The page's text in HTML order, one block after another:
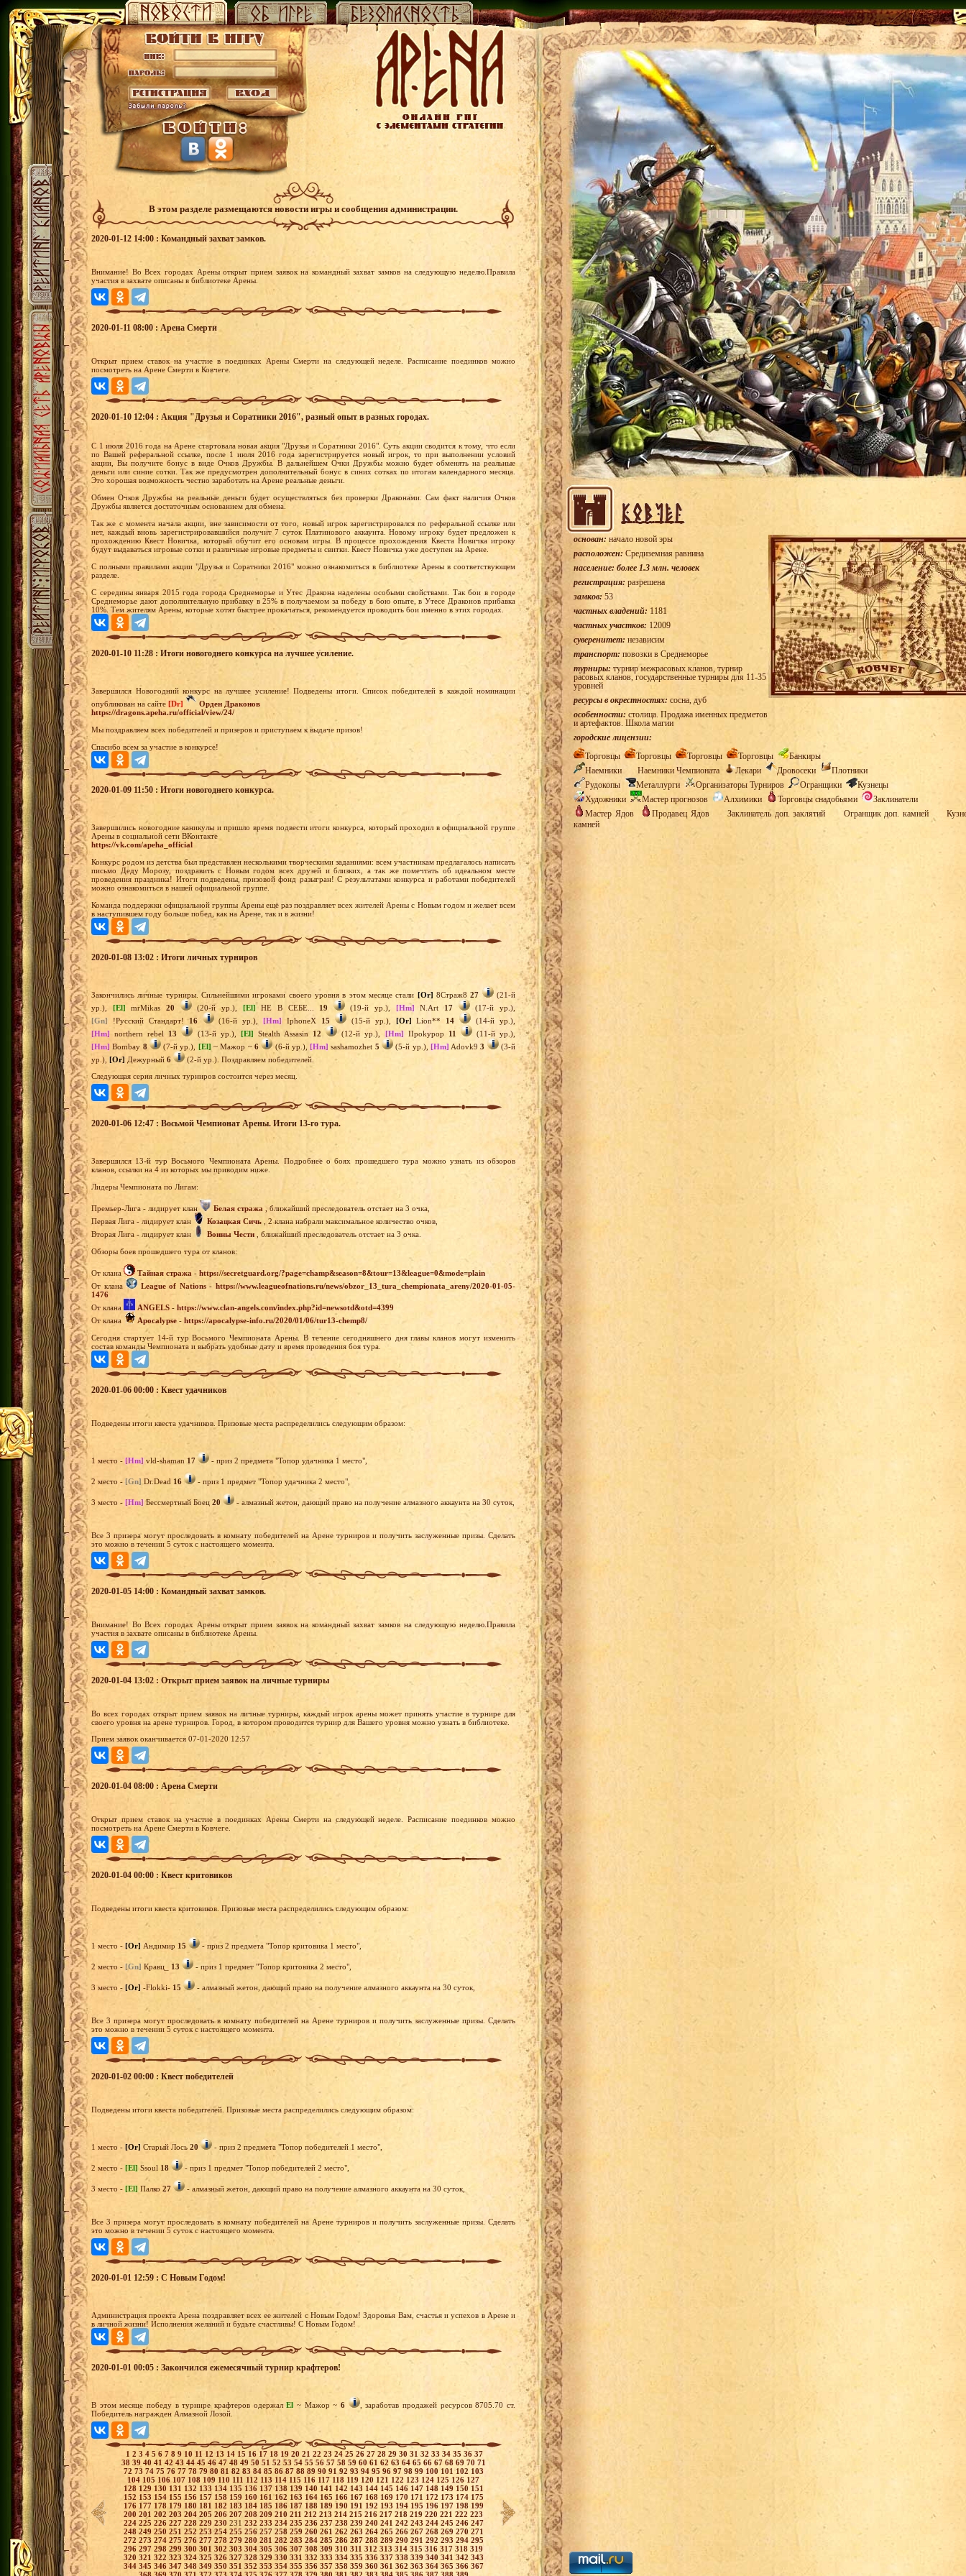
В этом разделе размещаются новости игры и сообщения администрации.
2020-01-12 14:00 : Командный захват замков.
Внимание! Во Всех городах Арены открыт прием заявок на командный захват замков на следующую неделю.Правила
участия в захвате описаны в библиотеке Арены.
2020-01-11 08:00 : Арена Смерти
Открыт прием ставок на участие в поединках Арены Смерти на следующей неделе. Расписание поединков можно
посмотреть на Арене Смерти в Ковчеге.
2020-01-10 12:04 : Акция "Друзья и Соратники 2016", разный опыт в разных городах.
С 1 июля 2016 года на Арене стартовала новая акция "Друзья и Соратники 2016". Суть акции сводится к тому, что если
по Вашей реферальной ссылке, после 1 июля 2016 года зарегистрируется новый игрок, то при выполнении условий
акции, Вы получите бонус в виде Очков Дружбы. В дальнейшем Очки Дружбы можно будет обменять на реальные
деньги или синие сотки. Так же предусмотрен дополнительный бонус в синих сотках по итогам календарного месяца.
Это хорошая возможность честно заработать на Арене реальные деньги.
Обмен Очков Дружбы на реальные деньги будет осуществляться без проверки Драконами. Сам факт наличия Очков
Дружбы является достаточным основанием для обмена.
Так же с момента начала акции, вне зависимости от того, новый игрок зарегистрировался по реферальной ссылке или
нет, каждый вновь зарегистрировавшийся получит 7 суток Платинового аккаунта. Новому игроку будет предложен к
прохождению Квест Новичка, который обучит его основам игры. В процессе прохождения Квеста Новичка игроку
будут выдаваться игровые сотки и различные игровые предметы и свитки. Квест Новичка уже доступен на Арене.
С полными правилами акции "Друзья и Соратники 2016" можно ознакомиться в библиотеке Арены в соответствующем
разделе.
С середины января 2015 года города Среднеморье и Утес Дракона наделены особыми свойствами. Так бои в городе
Среднеморье дают дополнительную прибавку в 25% в получаемом за победу в бою опыте, в Утесе Драконов прибавка
10%. Тем жителям Арены, которые хотят быстрее прокачаться, рекомендуется проводить бои именно в этих городах.
2020-01-10 11:28 : Итоги новогоднего конкурса на лучшее усиление.
Завершился Новогодний конкурс на лучшее усиление! Подведены итоги. Список победителей в каждой номинации
опубликован на сайте [Dr]
Орден Драконов
https://dragons.apeha.ru/official/view/24/
Мы поздравляем всех победителей и призеров и приступаем к выдаче призов!
Спасибо всем за участие в конкурсе!
2020-01-09 11:50 : Итоги новогоднего конкурса.
Завершились новогодние каникулы и пришло время подвести итоги конкурса, который проходил в официальной группе
Арены в социальной сети ВКонтакте
https://vk.com/apeha_official
Конкурс родом из детства был представлен несколькими творческими заданиями: всем участникам предлагалось написать
письмо Деду Морозу, поздравить с Новым годом всех друзей и близких, а так же помечтать об идеальном месте
проведения праздника! Итоги подведены, призовой фонд разыгран! С результатами конкурса и работами победителей
можно ознакомиться в нашей официальной группе.
Команда поддержки официальной группы Арены ещё раз поздравляет всех жителей Арены с Новым годом и желает всем
в наступившем году больше побед, как на Арене, так и в жизни!
2020-01-08 13:02 : Итоги личных турниров
Закончились личные турниры. Сильнейшими игроками своего уровня в этом месяце стали [Or] 8Страж827
(21-й
ур.),
[El] mrMikas 20 (20-й ур.), [El] НЕ В СЕБЕ... 19 (19-й ур.), [Hm] N.Art 17
(17-й ур.),
[Gn]
!Русский Стандарт!16 (16-й ур.), [Hm] IphoneX 15 (15-й ур.), [Or] Lion** 14
(14-й ур.),
[Hm]
northern rebel 13 (13-й ур.), [El] Stealth Assasin 12 (12-й ур.), [Hm] IIpokypop 11
(11-й ур.),
[Hm] Bombay 8 (7-й ур.), [El] ~ Мажор ~ 6 (6-й ур.), [Hm] sashamozhet 5 (5-й ур.), [Hm] Adovk93
(3-й
ур.), [Or] Дежурный 6
(2-й ур.). Поздравляем победителей.
Следующая серия личных турниров состоится через месяц.
2020-01-06 12:47 : Восьмой Чемпионат Арены. Итоги 13-го тура.
Завершился 13-й тур Восьмого Чемпионата Арены. Подробнее о боях прошедшего тура можно узнать из обзоров
кланов, ссылки на 4 из которых мы приводим ниже.
Лидеры Чемпионата по Лигам:
Премьер-Лига - лидирует клан Белая стража , ближайший преследователь отстает на 3 очка,
Первая Лига - лидирует клан
Козацкая Сичь , 2 клана набрали максимальное количество очков,
Вторая Лига - лидирует клан
Воины Чести , ближайший преследователь отстает на 3 очка.
Обзоры боев прошедшего тура от кланов:
От клана Тайная стража - https://secretguard.org/?page=champ&season=8&tour=13&league=0&mode=plain
От клана
League of Nations-https://www.leagueofnations.ru/news/obzor_13_tura_chempionata_areny/2020-01-05-
1476
От клана
ANGELS - https://www.clan-angels.com/index.php?id=newsotd&otd=4399
От клана
Apocalypse - https://apocalypse-info.ru/2020/01/06/tur13-chemp8/
Сегодня стартует 14-й тур Восьмого Чемпионата Арены. В течение сегодняшнего дня главы кланов могут изменить
состав команды Чемпионата и выбрать удобные дату и время проведения боя тура.
2020-01-06 00:00 : Квест удачников
Подведены итоги квеста удачников. Призовые места распределились следующим образом:
1 место - [Hm] vld-shaman 17 - приз 2 предмета "Топор удачника 1 место",
2 место - [Gn] Dr.Dead 16 - приз 1 предмет "Топор удачника 2 место",
3 место - [Hm] Бессмертный Боец 20 - алмазный жетон, дающий право на получение алмазного аккаунта на 30 суток,
Все 3 призера могут проследовать в комнату победителей на Арене турниров и получить заслуженные призы. Сделать
это можно в течении 5 суток с настоящего момента.
2020-01-05 14:00 : Командный захват замков.
Внимание! Во Всех городах Арены открыт прием заявок на командный захват замков на следующую неделю.Правила
участия в захвате описаны в библиотеке Арены.
2020-01-04 13:02 : Открыт прием заявок на личные турниры
Во всех городах открыт прием заявок на личные турниры, каждый игрок арены может принять участие в турнире для
своего уровня на арене турниров. Город, в котором проводится турнир для Вашего уровня можно узнать в библиотеке.
Прием заявок оканчивается 07-01-2020 12:57
2020-01-04 08:00 : Арена Смерти
Открыт прием ставок на участие в поединках Арены Смерти на следующей неделе. Расписание поединков можно
посмотреть на Арене Смерти в Ковчеге.
2020-01-04 00:00 : Квест критовиков
Подведены итоги квеста критовиков. Призовые места распределились следующим образом:
1 место - [Or] Андимир 15 - приз 2 предмета "Топор критовика 1 место",
2 место - [Gn] Кравц_ 13 - приз 1 предмет "Топор критовика 2 место",
3 место - [Or] -Flokki- 15 - алмазный жетон, дающий право на получение алмазного аккаунта на 30 суток,
Все 3 призера могут проследовать в комнату победителей на Арене турниров и получить заслуженные призы. Сделать
это можно в течении 5 суток с настоящего момента.
2020-01-02 00:00 : Квест победителей
Подведены итоги квеста победителей. Призовые места распределились следующим образом:
1 место - [Or] Старый Лось 20 - приз 2 предмета "Топор победителей 1 место",
2 место - [El] Ssoul 18 - приз 1 предмет "Топор победителей 2 место",
3 место - [El] Палко 27 - алмазный жетон, дающий право на получение алмазного аккаунта на 30 суток,
Все 3 призера могут проследовать в комнату победителей на Арене турниров и получить заслуженные призы. Сделать
это можно в течении 5 суток с настоящего момента.
2020-01-01 12:59 : С Новым Годом!
Администрация проекта Арена поздравляет всех ее жителей с Новым Годом! Здоровья Вам, счастья и успехов в Арене и
в личной жизни! Исполнения желаний и будьте счастливы! С Новым Годом!
2020-01-01 00:05 : Закончился ежемесячный турнир крафтеров!
В этом месяце победу в турнире крафтеров одержалEl ~ Мажор ~6
, заработав продажей ресурсов 8705.70 ст.
Победитель награжден Алмазной Лозой.
1 2 3 4 5 6 7 8 9 10 11 12 13 14 15 16 17 18 19 20 21 22 23 24 25 26 27 28 29 30 31 32 33 34 35 36 37
38 39 40 41 42 43 44 45 46 47 48 49 50 51 52 53 54 55 56 57 58 59 60 61 62 63 64 65 66 67 68 69 70 71
72 73 74 75 76 77 78 79 80 81 82 83 84 85 86 87 88 89 90 91 92 93 94 95 96 97 98 99 100 101 102 103
104 105 106 107 108 109 110 111 112 113 114 115 116 117 118 119 120 121 122 123 124 125 126 127
128 129 130 131 132 133 134 135 136 137 138 139 140 141 142 143 144 145 146 147 148 149 150 151
152 153 154 155 156 157 158 159 160 161162 163 164 165 166 167 168 169 170 171 172 173 174 175
176 177 178 179 180 181 182 183 184 185 186 187 188 189 190 191 192 193 194 195 196 197 198 199
200 201 202 203 204 205 206 207 208 209 210 211 212 213 214 215 216 217 218 219 220 221 222 223
224 225 226 227 228 229 230 231 232 233 234 235 236 237 238 239 240 241 242 243 244 245 246 247
248 249 250 251 252 253254 255 256 257 258 259 260 261 262 263 264 265 266267 268 269 270 271
272 273 274 275 276 277 278 279 280 281 282 283 284 285 286 287 288 289 290 291 292 293 294 295
296 297 298 299 300 301 302 303 304 305 306 307 308 309 310 311 312 313 314 315 316 317 318 319
320 321 322 323 324 325 326 327 328 329 330 331 332 333 334 335 336 337 338 339 340 341 342 343
344 345 346 347 348 349 350 351 352 353 354 355 356 357 358 359 360 361 362 363 364 365 366 367
основан: начало новой эры
расположен: Средиземная равнина
население: более 1.3 млн. человек
регистрация: разрешена
замков: 53
частных владений: 1181
частных участков: 12009
суверенитет: независим
транспорт: повозки в Среднеморье
турниры: турнир межрасовых кланов, турнир
расовых кланов, государственные турниры для 11-35
уровней
ресурсы в окрестностях: сосна, дуб
особенности: столица. Продажа именных предметов
и артефактов. Школа магии
городские лицензии:
Торговцы
Торговцы Торговцы Торговцы
Банкиры
Наемники
Наемники Чемпионата Лекари Дровосеки
Плотники
Рудокопы
Металлурги Организаторы Турниров Огранщики
Кузнецы
Художники
Мастер прогнозов Алхимики Торговцы снадобьями
Заклинатели
Мастер Ядов
Продавец Ядов Заклинатель доп. заклятий Огранщик доп. камней
камней